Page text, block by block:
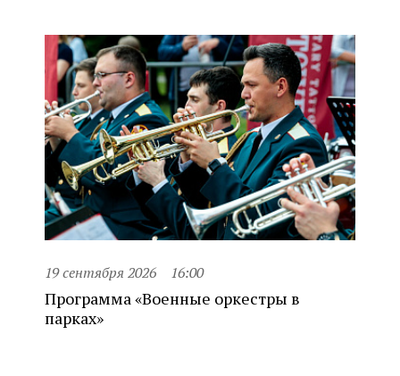
19 сентября 2026 16:00
Программа «Военные оркестры в
парках»